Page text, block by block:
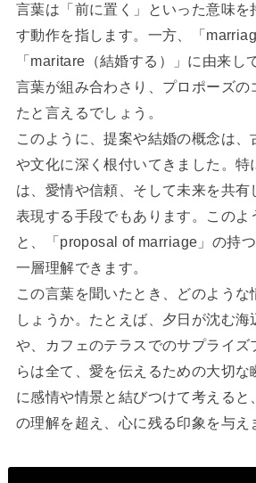
言葉は「前に置く」といった意味を
す動作を指します。一方、「
「maritare（結婚する）」に由来し
言葉が組み合わさり、プロポーズの
たと言えるでしょう。
このように、提案や結婚の概念は
や文化に深く根付いてきました。特
は、愛情や信頼、そして未来を共有
表現する手段でもあります。このよ
と、「proposal of marriage」の持
一層理解できます。
この言葉を聞いたとき、どのよう
しょうか。たとえば、夕日が沈む海
や、カフェのテラスでのサプライ
らは全て、愛を伝えるための大切な
に感情や情景と結びつけて考えると
の理解を超え、心に残る印象を与え